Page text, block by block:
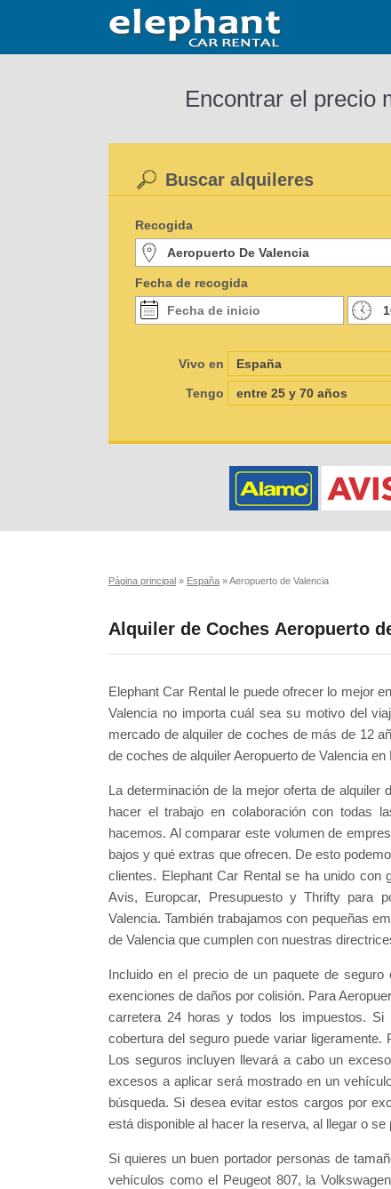
Encontrar el precio
Buscar alquileres
Recogida
Fecha de recogida
Vivo en
Tengo
Página principal » España »Aeropuerto de Valencia
Alquiler de Coches Aeropuerto
Elephant Car Rental le puede ofrecer lo mejor
Valencia no importa cuál sea su motivo del
mercado de alquiler de coches de más de 12
de coches de alquiler Aeropuerto de Valencia en
La determinación de la mejor oferta de alquiler
hacer el trabajo en colaboración con todas
hacemos. Al comparar este volumen de
bajos y qué extras que ofrecen. De esto
clientes. Elephant Car Rental se ha unido
Avis, Europcar, Presupuesto y Thrifty para
Valencia. También trabajamos con pequeñas
de Valencia que cumplen con nuestras
Incluido en el precio de un paquete de
exenciones de daños por colisión. Para
carretera 24 horas y todos los impuestos. Si
cobertura del seguro puede variar
Los seguros incluyen llevará a cabo un
excesos a aplicar será mostrado en un
búsqueda. Si desea evitar estos cargos por
está disponible al hacer la reserva, al llegar o
Si quieres un buen portador personas de
vehículos como el Peugeot 807, la